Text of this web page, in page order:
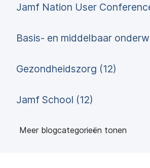
Jamf Nation User
Basis- en middelbaar
Gezondheidszorg (12)
Jamf School (12)
Meer blogcategorieën tonen